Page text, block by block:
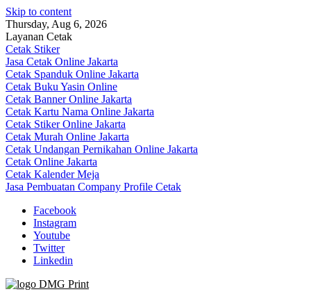
Skip to content
Thursday, Aug 6, 2026
Layanan Cetak
Cetak Stiker
Jasa Cetak Online Jakarta
Cetak Spanduk Online Jakarta
Cetak Buku Yasin Online
Cetak Banner Online Jakarta
Cetak Kartu Nama Online Jakarta
Cetak Stiker Online Jakarta
Cetak Murah Online Jakarta
Cetak Undangan Pernikahan Online Jakarta
Cetak Online Jakarta
Cetak Kalender Meja
Jasa Pembuatan Company Profile Cetak
Facebook
Instagram
Youtube
Twitter
Linkedin